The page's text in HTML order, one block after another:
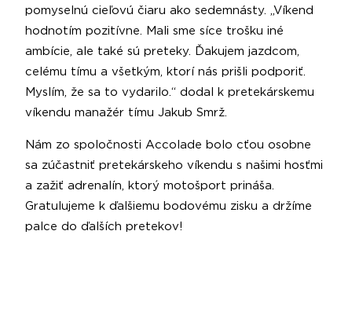
pomyselnú cieľovú čiaru ako sedemnásty. „Víkend
hodnotím pozitívne. Mali sme síce trošku iné
ambície, ale také sú preteky. Ďakujem jazdcom,
celému tímu a všetkým, ktorí nás prišli podporiť.
Myslím, že sa to vydarilo.“ dodal k pretekárskemu
víkendu manažér tímu Jakub Smrž.
Nám zo spoločnosti Accolade bolo cťou osobne
sa zúčastniť pretekárskeho víkendu s našimi hosťmi
a zažiť adrenalín, ktorý motošport prináša.
Gratulujeme k ďalšiemu bodovému zisku a držíme
palce do ďalších pretekov!